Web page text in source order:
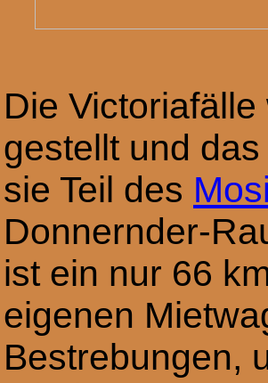
Die
gestellt und
sie Teil des
Donnernder-
ist ein nur 66
eigenen
Bestrebungen,